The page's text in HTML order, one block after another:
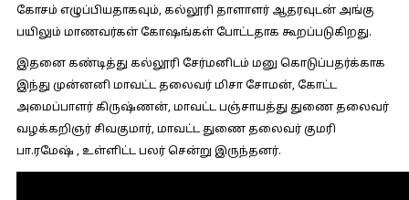
கோசம் எழுப்பியதாகவும், கல்லூரி தாளாளர் ஆதரவுடன் அங்கு
பயிலும் மாணவர்கள் கோஷங்கள் போட்டதாக கூறப்படுகிறது.
இதனை கண்டித்து கல்லூரி சேர்மனிடம் மனு கொடுப்பதர்க்காக
இந்து முன்னனி மாவட்ட தலைவர் மிசா சோமன், கோட்ட
அமைப்பாளர் கிருஷ்ணன், மாவட்ட பஞ்சாயத்து துணை தலைவர்
வழக்கறிஞர் சிவகுமார், மாவட்ட துணை தலைவர் குமரி
பா.ரமேஷ் , உள்ளிட்ட பலர் சென்று இருந்தனர்.